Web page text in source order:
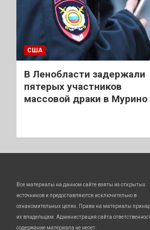
США
В Ленобласти задержали
пятерых участников
массовой драки в Мурино
Все материалы на данном сайте взяты из открытых
источников и предоставляются исключительно в
ознакомительных целях. Права на материалы
их владельцам. Администрация сайта
содержание материала не несет.